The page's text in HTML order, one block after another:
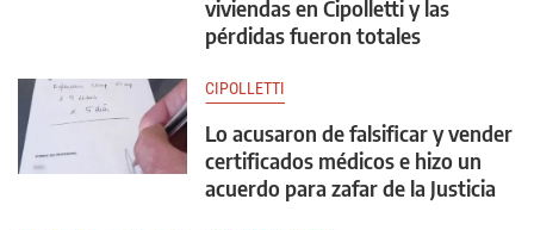
viviendas en Cipolletti y las
pérdidas fueron totales
CIPOLLETTI
Lo acusaron de falsificar y vender
certificados médicos e hizo un
acuerdo para zafar de la Justicia